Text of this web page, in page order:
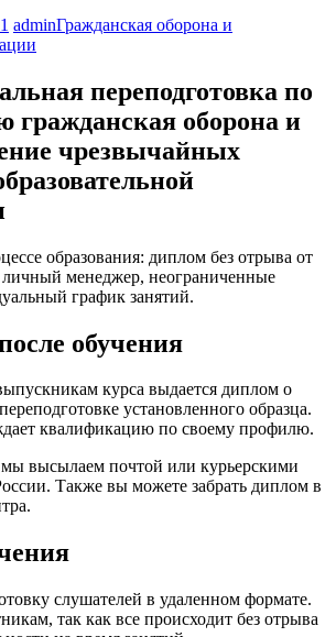
adminГражданская оборона и
переподготовка по
гражданская оборона и
чрезвычайных
образования: диплом без отрыва от
личный менеджер, неограниченные
график занятий.
обучения
курса выдается диплом о
установленного образца.
квалификацию по своему профилю.
высылаем почтой или курьерскими
Также вы можете забрать диплом в
слушателей в удаленном формате.
так как все происходит без отрыва